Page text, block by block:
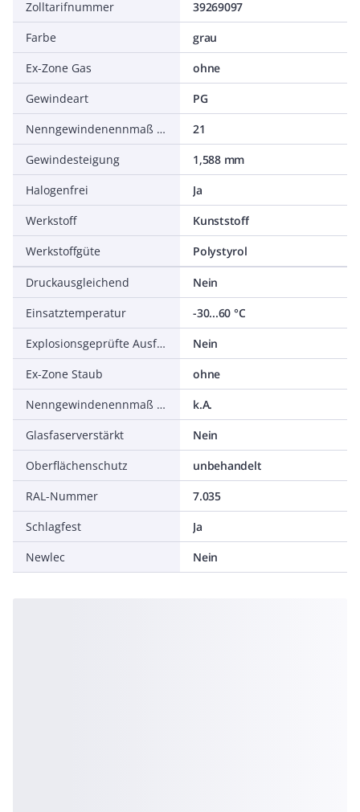
Zolltarifnummer
39269097
Farbe
grau
Ex-Zone Gas
ohne
Gewindeart
PG
Nenngewindenennmaß metrisch/PG
21
Gewindesteigung
1,588 mm
Halogenfrei
Ja
Werkstoff
Kunststoff
Werkstoffgüte
Polystyrol
Druckausgleichend
Nein
Einsatztemperatur
-30...60 °C
Explosionsgeprüfte Ausführung
Nein
Ex-Zone Staub
ohne
Nenngewindenennmaß in Zoll NPT/Gasrohrgewinde
k.A.
Glasfaserverstärkt
Nein
Oberflächenschutz
unbehandelt
RAL-Nummer
7.035
Schlagfest
Ja
Newlec
Nein